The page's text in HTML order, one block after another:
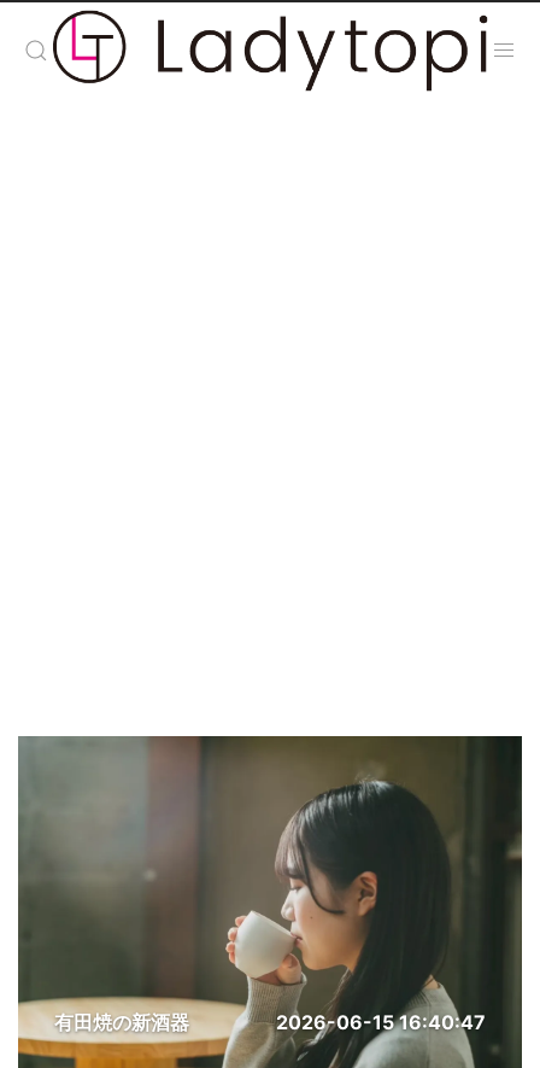
有田焼の新酒器 2026-06-15 16:40:47